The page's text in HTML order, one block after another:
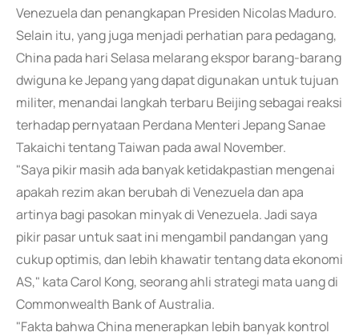
Venezuela dan penangkapan Presiden Nicolas Maduro.
Selain itu, yang juga menjadi perhatian para pedagang,
China pada hari Selasa melarang ekspor barang-barang
dwiguna ke Jepang yang dapat digunakan untuk tujuan
militer, menandai langkah terbaru Beijing sebagai reaksi
terhadap pernyataan Perdana Menteri Jepang Sanae
Takaichi tentang Taiwan pada awal November.
"Saya pikir masih ada banyak ketidakpastian mengenai
apakah rezim akan berubah di Venezuela dan apa
artinya bagi pasokan minyak di Venezuela. Jadi saya
pikir pasar untuk saat ini mengambil pandangan yang
cukup optimis, dan lebih khawatir tentang data ekonomi
AS," kata Carol Kong, seorang ahli strategi mata uang di
Commonwealth Bank of Australia.
"Fakta bahwa China menerapkan lebih banyak kontrol